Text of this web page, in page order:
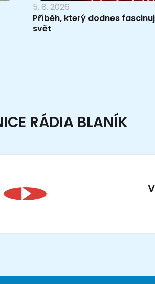
5. 8. 2026
Příběh, který dodnes
svět
RÁDIA BLANÍK